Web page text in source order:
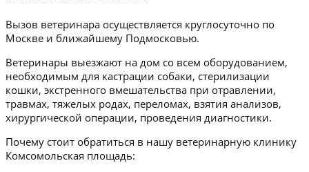
Вызов ветеринара осуществляется круглосуточно по
Москве и ближайшему Подмосковью.
Ветеринары выезжают на дом со всем оборудованием,
необходимым для кастрации собаки, стерилизации
кошки, экстренного вмешательства при отравлении,
травмах, тяжелых родах, переломах, взятия анализов,
хирургической операции, проведения диагностики.
Почему стоит обратиться в нашу ветеринарную клинику
Комсомольская площадь: